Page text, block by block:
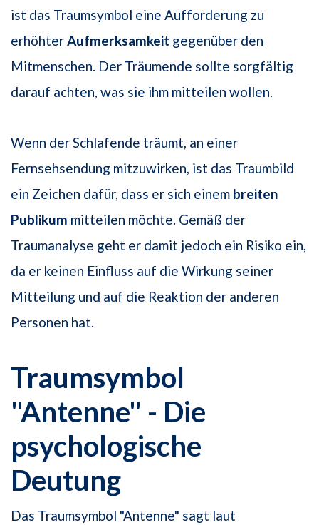
ist das Traumsymbol eine Aufforderung zu
erhöhterAufmerksamkeit gegenüber den
Mitmenschen. Der Träumende sollte sorgfältig
darauf achten, was sie ihm mitteilen wollen.
Wenn der Schlafende träumt, an einer
Fernsehsendung mitzuwirken, ist das Traumbild
ein Zeichen dafür, dass er sich einem breiten
Publikum mitteilen möchte. Gemäß der
Traumanalyse geht er damit jedoch ein Risiko ein,
da er keinen Einfluss auf die Wirkung seiner
Mitteilung und auf die Reaktion der anderen
Personen hat.
Traumsymbol
"Antenne" - Die
psychologische
Deutung
Das Traumsymbol "Antenne" sagt laut